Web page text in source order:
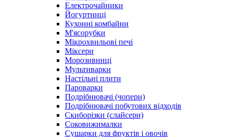
Електрочайники
Йогуртниці
Кухонні комбайни
М'ясорубки
Мікрохвильові печі
Міксери
Морозивниці
Мультиварки
Настільні плити
Пароварки
Подрібнювачі (чопери)
Подрібнювачі побутових відходів
Скиборізки (слайсери)
Соковижималки
Сушарки для фруктів і овочів